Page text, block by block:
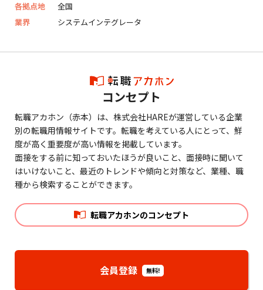
各拠点地
全国
業界
システムインテグレータ
コンセプト
転職アカホン（赤本）は、株式会社HAREが運営している企業
別の転職用情報サイトです。転職を考えている人にとって、鮮
度が高く重要度が高い情報を掲載しています。
面接をする前に知っておいたほうが良いこと、面接時に聞いて
はいけないこと、最近のトレンドや傾向と対策など、業種、職
種から検索することができます。
転職アカホンのコンセプト
会員登録 無料!